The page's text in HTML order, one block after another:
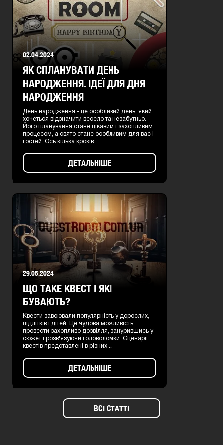
ЯК СПЛАНУВАТИ ДЕНЬ
НАРОДЖЕННЯ. ІДЕЇ ДЛЯ ДНЯ
НАРОДЖЕННЯ
День народження - це особливий день, який
хочеться відзначити весело та незабутньо.
Його планування стане цікавим і захопливим
процесом, а свято стане особливим для вас і
гостей. Ось кілька кроків ...
02.04.2024
ДЕТАЛЬНІШЕ
ЩО ТАКЕ КВЕСТ І ЯКІ
БУВАЮТЬ?
Квести завоювали популярність у дорослих,
підлітків і дітей. Це чудова можливість
провести захопливо дозвілля, занурившись у
сюжет і розв'язуючи головоломки. Сценарії
квестів представлені в різних ...
29.05.2024
ДЕТАЛЬНІШЕ
ВСІ СТАТТІ